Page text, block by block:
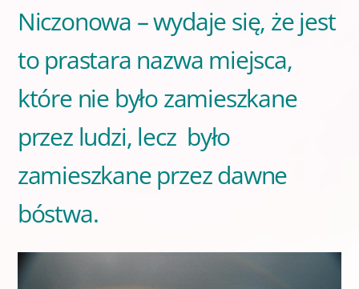
Niczonowa – wydaje się, że jest
to prastara nazwa miejsca,
które nie było zamieszkane
przez ludzi, lecz było
zamieszkane przez dawne
bóstwa.